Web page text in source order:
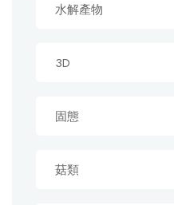
水解產物
3D
固態
菇類